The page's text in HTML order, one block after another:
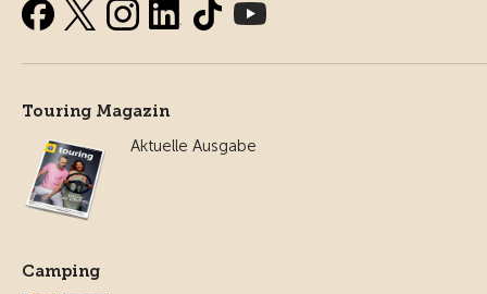
Touring Magazin
Aktuelle Ausgabe
Camping